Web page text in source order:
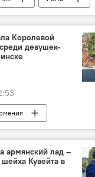
Королевой
девушек-
армянский лад –
Кувейта в